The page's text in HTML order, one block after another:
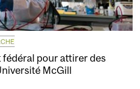
pour attirer des
McGill